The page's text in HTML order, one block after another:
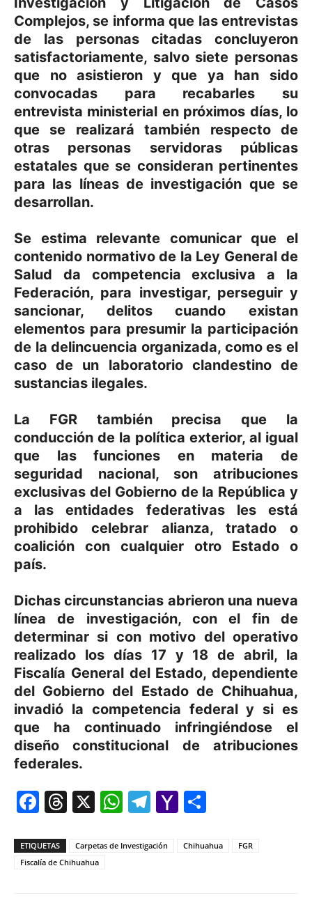
Complejos, se informa que las entrevistas
de las personas citadas concluyeron
satisfactoriamente, salvo siete personas
que no asistieron y que ya han sido
convocadas para recabarles su
entrevista ministerial en próximos días, lo
que se realizará también respecto de
otras personas servidoras públicas
estatales que se consideran pertinentes
para las líneas de investigación que se
desarrollan.
Se estima relevante comunicar que el
contenido normativo de la Ley General de
Salud da competencia exclusiva a la
Federación, para investigar, perseguir y
sancionar, delitos cuando existan
elementos para presumir la participación
de la delincuencia organizada, como es el
caso de un laboratorio clandestino de
sustancias ilegales.
La FGR también precisa que la
conducción de la política exterior, al igual
que las funciones en materia de
seguridad nacional, son atribuciones
exclusivas del Gobierno de la República y
a las entidades federativas les está
prohibido celebrar alianza, tratado o
coalición con cualquier otro Estado o
país.
Dichas circunstancias abrieron una nueva
línea de investigación, con el fin de
determinar si con motivo del operativo
realizado los días 17 y 18 de abril, la
Fiscalía General del Estado, dependiente
del Gobierno del Estado de Chihuahua,
invadió la competencia federal y si es
que ha continuado infringiéndose el
diseño constitucional de atribuciones
federales.
Facebook
Threads
X WhatsApp
Telegram
Yahoo
ETIQUETAS Carpetas de Investigación Chihuahua
FGR
Fiscalía de Chihuahua